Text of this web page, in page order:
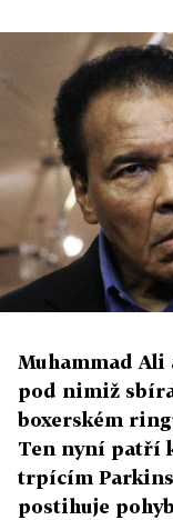
Muhammad Ali
pod nimiž
boxerském
Ten nyní patří
trpícím
postihuje